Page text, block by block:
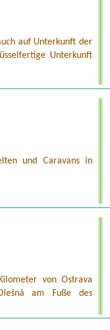
auf Unterkunft der
Unterkunft
und Caravans in
von Ostrava
am Fuße des